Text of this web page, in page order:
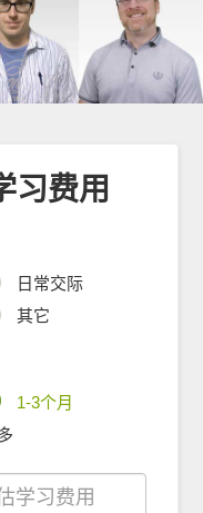
习费用
日常交际
其它
1-3个月